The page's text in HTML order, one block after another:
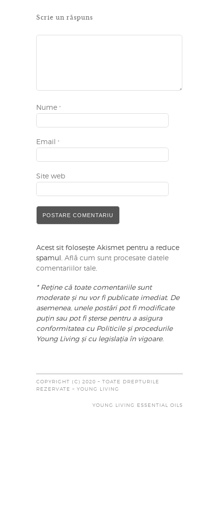
Scrie un răspuns
Nume *
Email *
Site web
Acest sit folosește Akismet pentru a reduce
spamul. Află cum sunt procesate datele
comentariilor tale
* Reține că toate comentariile sunt
moderate și nu vor fi publicate imediat. De
asemenea, unele postări pot fi modificate
puțin sau pot fi șterse pentru a asigura
conformitatea cu Politicile și procedurile
Young Living și cu legislația în vigoare.
COPYRIGHT (C) 2020 – TOATE DREPTURILE
REZERVATE – YOUNG LIVING
YOUNG LIVING ESSENTIAL OILS